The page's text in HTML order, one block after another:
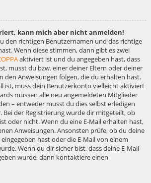
kann mich aber nicht anmelden!
den richtigen Benutzernamen und das richtige
Wenn diese stimmen, dann gibt es zwei
aktiviert ist und du angegeben hast, dass
musst du bzw. einer deiner Eltern oder deiner
den Anweisungen folgen, die du erhalten hast.
ist, muss dein Benutzerkonto vielleicht aktiviert
müssen alle neu angemeldeten Mitglieder
– entweder musst du dies selbst erledigen
der Registrierung wurde dir mitgeteilt, ob
oder nicht. Wenn du eine E-Mail erhalten hast,
Anweisungen. Ansonsten prüfe, ob du deine
hast oder die E-Mail von einem
Wenn du dir sicher bist, dass deine E-Mail-
wurde, dann kontaktiere einen